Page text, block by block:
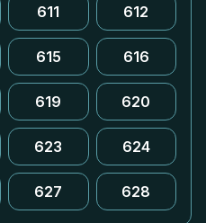
611 612
615 616
619 620
623 624
627 628